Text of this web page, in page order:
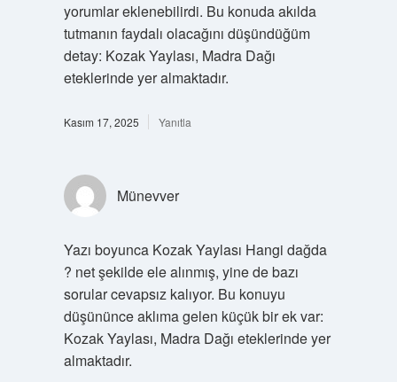
yorumlar eklenebilirdi. Bu konuda akılda
tutmanın faydalı olacağını düşündüğüm
detay: Kozak Yaylası, Madra Dağı
eteklerinde yer almaktadır.
Kasım 17, 2025 Yanıtla
Münevver
Yazı boyunca Kozak Yaylası Hangi dağda
? net şekilde ele alınmış, yine de bazı
sorular cevapsız kalıyor. Bu konuyu
düşününce aklıma gelen küçük bir ek var:
Kozak Yaylası, Madra Dağı eteklerinde yer
almaktadır.